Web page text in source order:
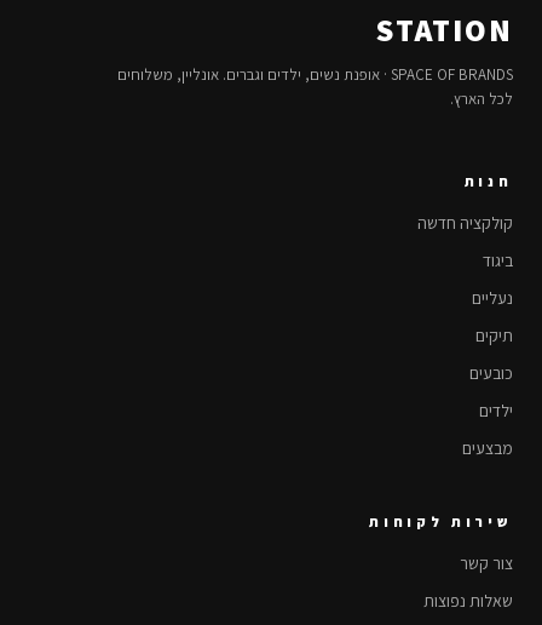
STATION
SPACE OF BRANDS · אופנת נשים, ילדים וגברים. אונליין, משלוחים
לכל הארץ.
חנות
קולקציה חדשה
ביגוד
נעליים
תיקים
כובעים
ילדים
מבצעים
שירות לקוחות
צור קשר
שאלות נפוצות